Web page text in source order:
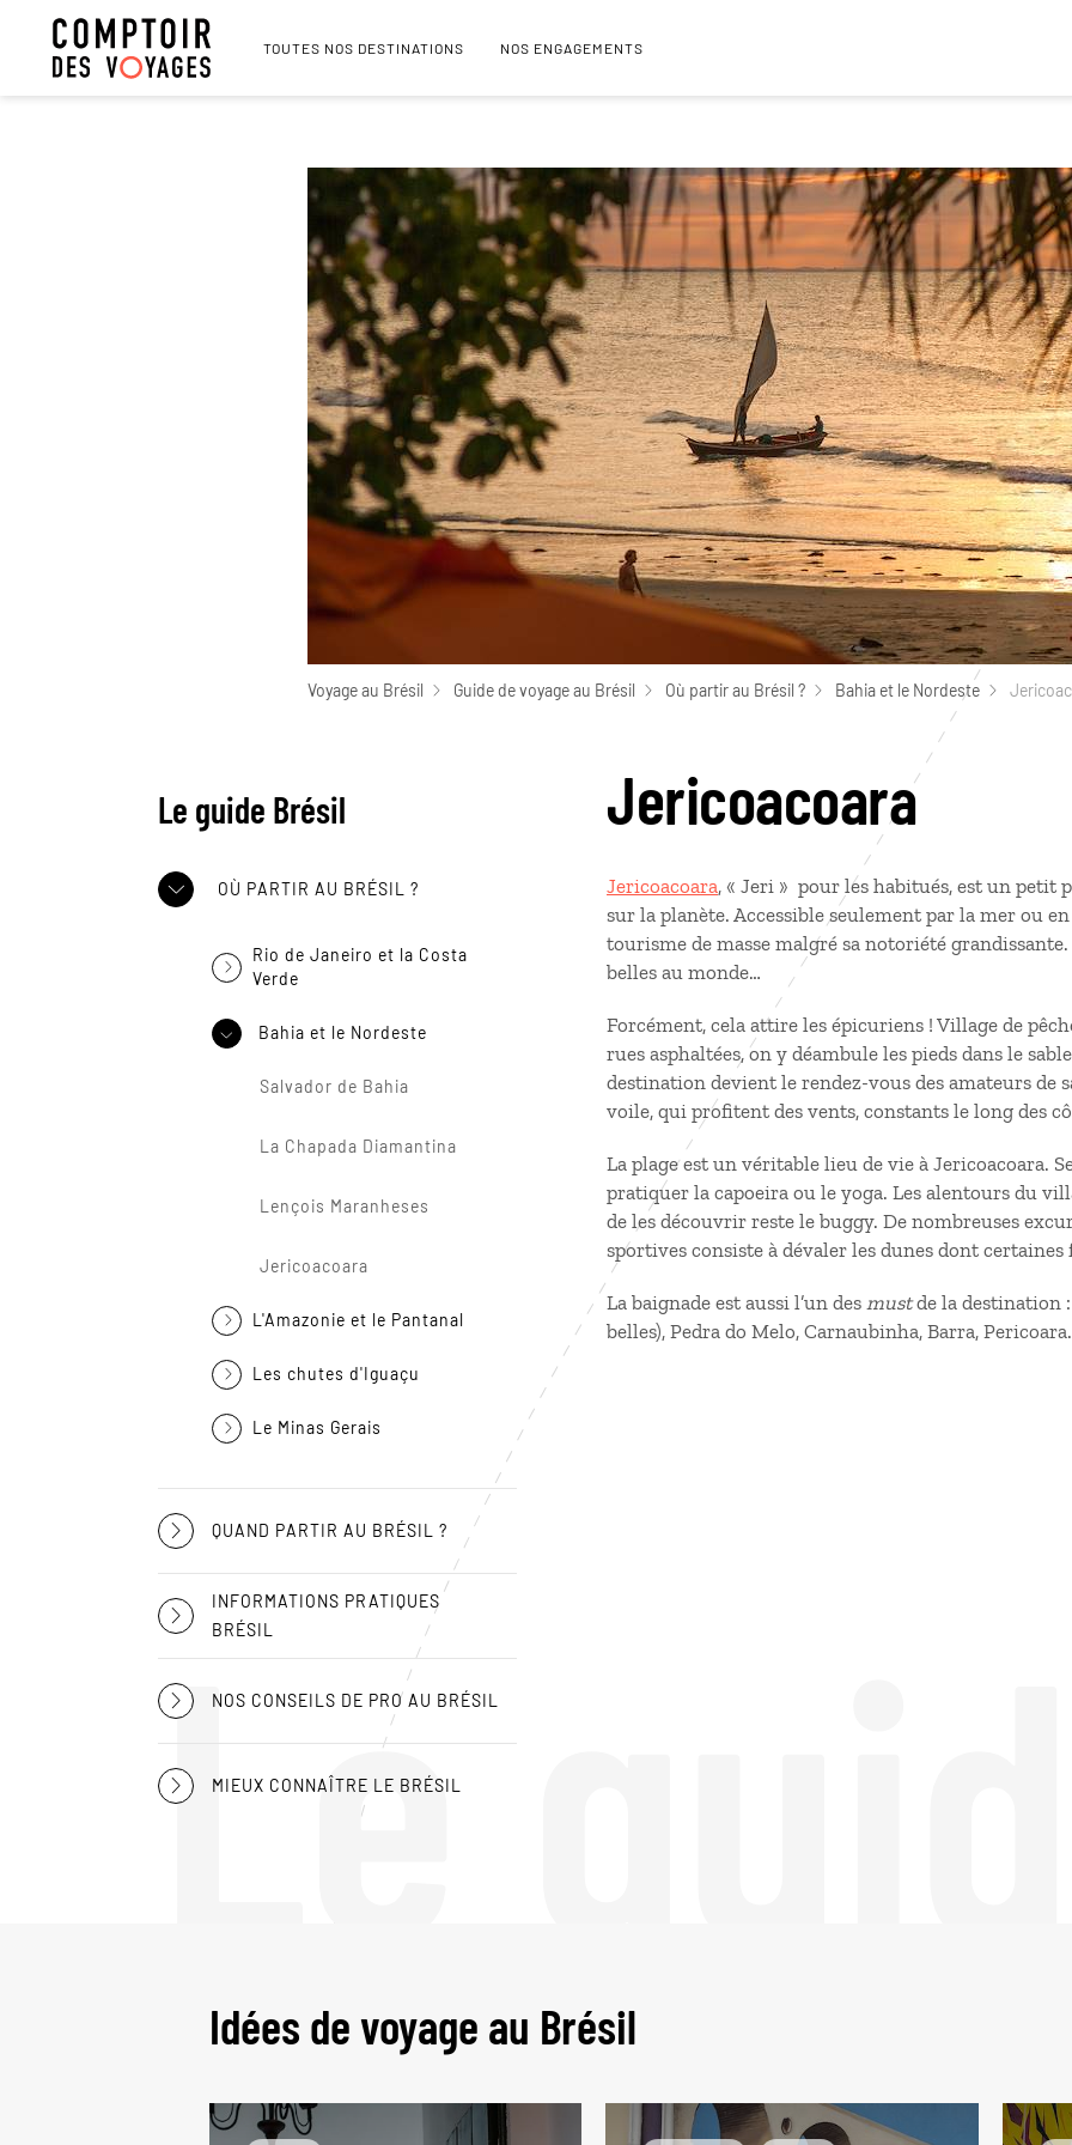
TOUTES NOS DESTINATIONS NOS ENGAGEMENTS
Voyage au Brésil Guide de voyage au Brésil Où partir au Brésil ? Bahia et le Nordeste
Le
Le guide Brésil
OÙ PARTIR AU BRÉSIL ?
Rio de Janeiro et la Costa
Verde
Bahia et le Nordeste
Salvador de Bahia
La Chapada Diamantina
Lençois Maranheses
Jericoacoara
L'Amazonie et le Pantanal
Les chutes d'Iguaçu
Le Minas Gerais
QUAND PARTIR AU BRÉSIL ?
INFORMATIONS PRATIQUES
BRÉSIL
NOS CONSEILS DE PRO AU BRÉSIL
MIEUX CONNAÎTRE LE BRÉSIL
Jericoacoara
Jericoacoara, « Jeri » pour les habitués, est un petit
sur la planète. Accessible seulement par la mer ou
tourisme de masse malgré sa notoriété
belles au monde…
Forcément, cela attire les épicuriens ! Village de
rues asphaltées, on y déambule les pieds dans le
destination devient le rendez-vous des amateurs de
voile, qui profitent des vents, constants le long des
La plage est un véritable lieu de vie à Jericoacoara.
pratiquer la capoeira ou le yoga. Les alentours du
de les découvrir reste le buggy. De nombreuses
sportives consiste à dévaler les dunes dont
La baignade est aussi l’un des mustde la destination :
belles), Pedra do Melo, Carnaubinha, Barra,
Idées de voyage au Brésil